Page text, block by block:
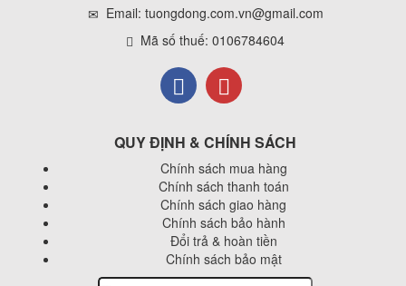
Email: tuongdong.com.vn@gmail.com
Mã số thuế: 0106784604
QUY ĐỊNH & CHÍNH SÁCH
Chính sách mua hàng
Chính sách thanh toán
Chính sách giao hàng
Chính sách bảo hành
Đổi trả & hoàn tiền
Chính sách bảo mật